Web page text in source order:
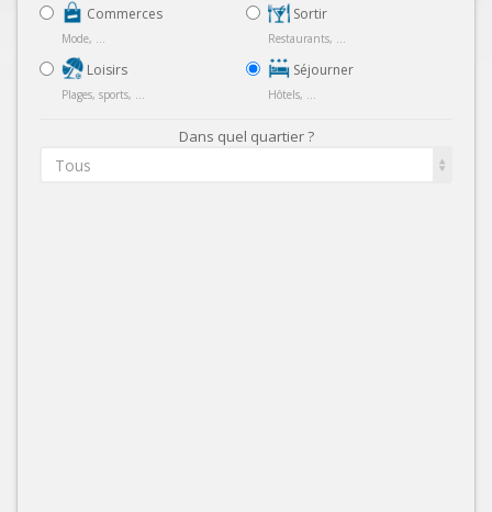
Commerces
Mode, ...
Loisirs
Plages, sports, ...
Sortir
Restaurants, ...
Séjourner
Hôtels, ...
Dans quel quartier ?
Tous